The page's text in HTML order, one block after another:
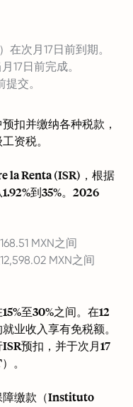
在次月17日前到期。
17日前完成。
交。
扣并缴纳各种税款，
资税。
la Renta (ISR)，根据
到35%。2026
MXN之间
MXN之间
至30%之间。在12
业收入享有免税额。
预扣，并于次月17
。
障缴款（Instituto